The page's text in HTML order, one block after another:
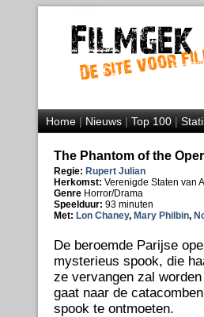
Home|Nieuws|Top 100|
The Phantom of the
Regie: Rupert Julian
Herkomst: Verenigde Staten van
Genre Horror/Drama
Speelduur: 93 minuten
Met: Lon Chaney, Mary Philbin,
De beroemde Parijse
mysterieus spook, die
ze vervangen zal
gaat naar de
spook te ontmoeten.